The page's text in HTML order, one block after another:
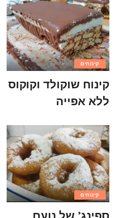
קינוחים
קינוח שוקולד וקוקוס
ללא אפייה
קינוחים